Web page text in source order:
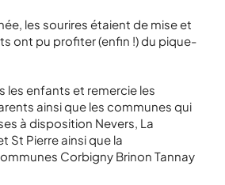
les sourires étaient de mise et
ont pu profiter (enfin !) du pique-
les enfants et remercie les
ainsi que les communes qui
à disposition Nevers, La
St Pierre ainsi que la
Corbigny Brinon Tannay